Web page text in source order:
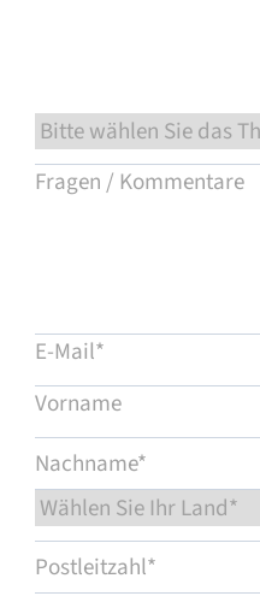
Flow Academy
Kontakt aufnehmen